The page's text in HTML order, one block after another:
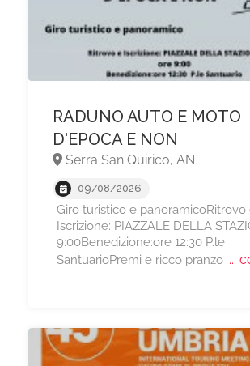
RADUNO AUTO E MOTO
D'EPOCA E NON
Serra San Quirico, AN
09/08/2026
Giro turistico e panoramicoRitrovo
Iscrizione: PIAZZALE DELLA
9:00Benedizione:ore 12:30 P.le
SantuarioPremi e ricco pranzo...